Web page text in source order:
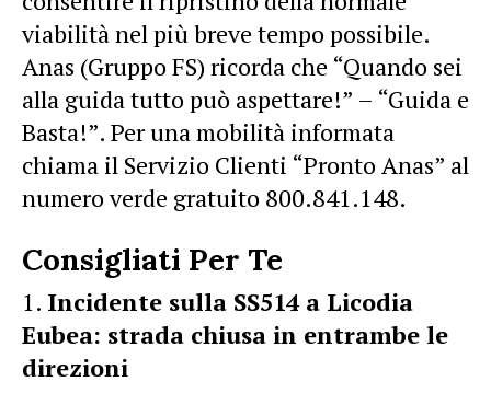
viabilità nel più breve tempo possibile.
Anas (Gruppo FS) ricorda che “Quando sei
alla guida tutto può aspettare!” – “Guida e
Basta!”. Per una mobilità informata
chiama il Servizio Clienti “Pronto Anas” al
numero verde gratuito 800.841.148.
Consigliati Per Te
Incidente sulla SS514 a Licodia
Eubea: strada chiusa in entrambe le
direzioni